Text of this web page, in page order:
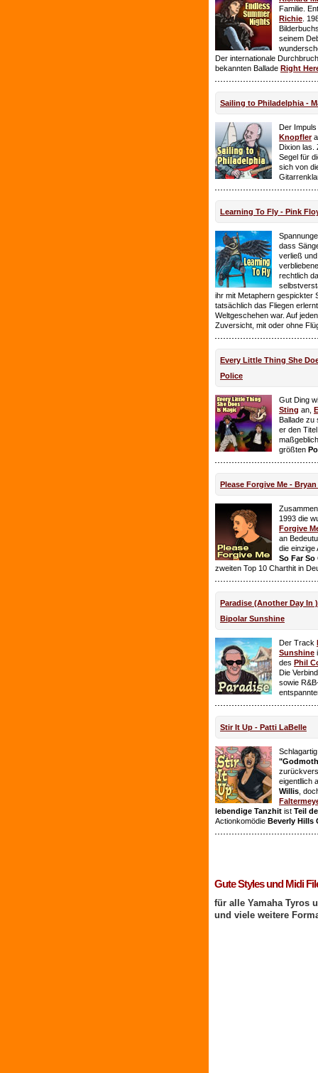
Familie.
Richie .
seinem
Der internationale
bekannten Ballade Right
Sailing to Philadelphia -
Der
Knopfler
Dixion las.
Segel für
sich von
Learning To Fly - Pink
dass
verließ
rechtlich
ihr mit Metaphern gespickter
tatsächlich das Fliegen
Weltgeschehen war. Auf
Zuversicht, mit oder ohne
Every Little Thing She
Police
Gut Ding
Sting an,
Ballade zu
er den
größten
Please Forgive Me -
1993 die
Forgive
an
die einzige
So Far So
zweiten Top 10 Charthit in
Paradise (Another Day In
Bipolar Sunshine
Der Track
Sunshine
des Phil
Die
sowie
Stir It Up - Patti LaBelle
eigentllich
Willis ,
lebendige Tanzhit ist Teil
Actionkomödie Beverly Hills
Gute Styles und Midi
für alle Yamaha Tyros
und viele weitere